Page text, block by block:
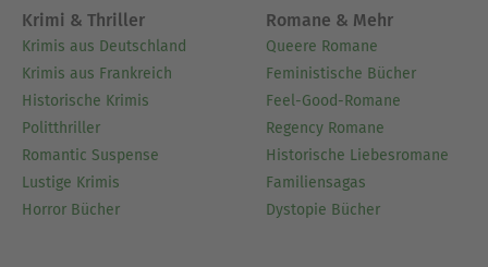
Strömungen, die diese Werke geprägt haben, und
bietet Einblicke in die gemeinsamen (oder
gegensätzlichen) Epochen, die jeden Autor
beeinflusst haben.- Eine kombinierte Synopsis
(Auswahl) umreißt kurz die wichtigsten
Handlungen oder Argumente der enthaltenen
Texte, damit die Leser den Gesamtumfang der
Anthologie erfassen können, ohne wesentliche
Krimi & Thriller
Krimis aus Deutschland
Krimis aus Frankreich
Historische Krimis
Politthriller
Romantic Suspense
Lustige Krimis
Horror Bücher
Romane & Mehr
Queere Romane
Feministische Bücher
Feel-Good-Romane
Regency Romane
Historische Liebesromane
Familiensagas
Dystopie Bücher